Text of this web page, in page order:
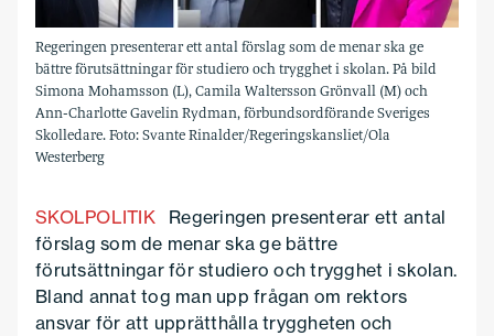
Regeringen presenterar ett antal förslag som de menar ska ge
bättre förutsättningar för studiero och trygghet i skolan. På bild
Simona Mohamsson (L), Camila Waltersson Grönvall (M) och
Ann-Charlotte Gavelin Rydman, förbundsordförande Sveriges
Skolledare. Foto: Svante Rinalder/Regeringskansliet/Ola
Westerberg
SKOLPOLITIK
Regeringen presenterar ett antal
förslag som de menar ska ge bättre
förutsättningar för studiero och trygghet i skolan.
Bland annat tog man upp frågan om rektors
ansvar för att upprätthålla tryggheten och